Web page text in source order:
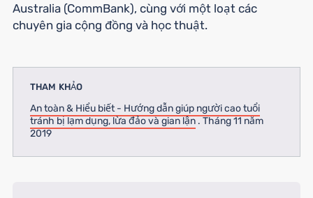
Australia (CommBank), cùng với một loạt các
chuyên gia cộng đồng và học thuật.
THAM KHẢO
An toàn & Hiểu biết - Hướng dẫn giúp người cao tuổi
tránh bị lạm dụng, lừa đảo và gian lận . Tháng 11 năm
2019